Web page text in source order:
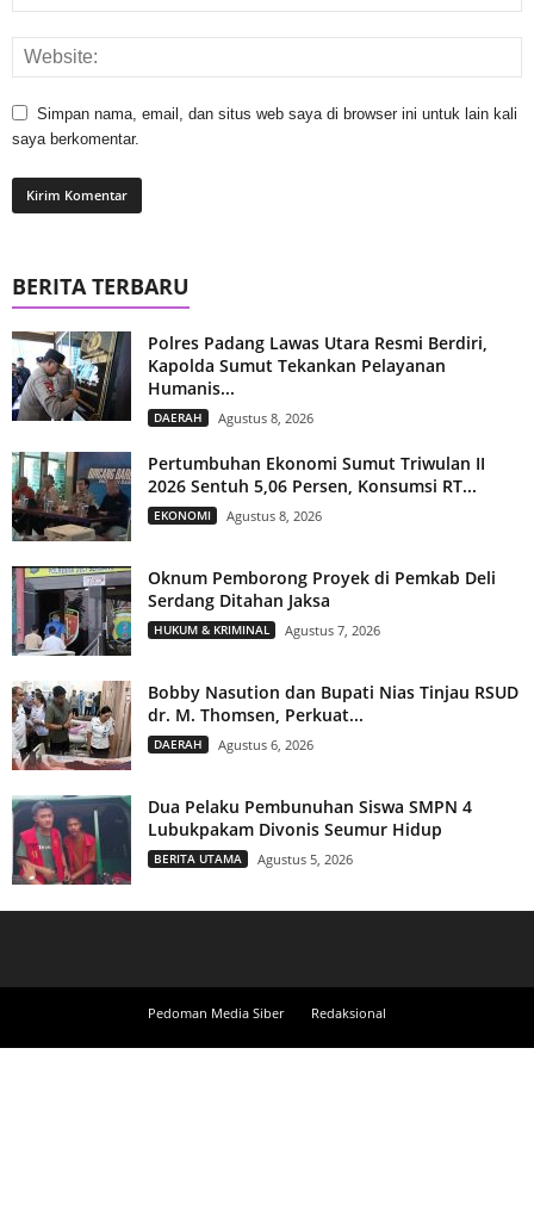
Simpan nama, email, dan situs web saya di browser ini untuk lain kali
saya berkomentar.
BERITA TERBARU
Polres Padang Lawas Utara Resmi Berdiri,
Kapolda Sumut Tekankan Pelayanan
Humanis...
DAERAH Agustus 8, 2026
Pertumbuhan Ekonomi Sumut Triwulan II
2026 Sentuh 5,06 Persen, Konsumsi RT...
EKONOMI Agustus 8, 2026
Oknum Pemborong Proyek di Pemkab Deli
Serdang Ditahan Jaksa
HUKUM & KRIMINAL Agustus 7, 2026
Bobby Nasution dan Bupati Nias Tinjau RSUD
dr. M. Thomsen, Perkuat...
DAERAH Agustus 6, 2026
Dua Pelaku Pembunuhan Siswa SMPN 4
Lubukpakam Divonis Seumur Hidup
BERITA UTAMA Agustus 5, 2026
Pedoman Media Siber Redaksional